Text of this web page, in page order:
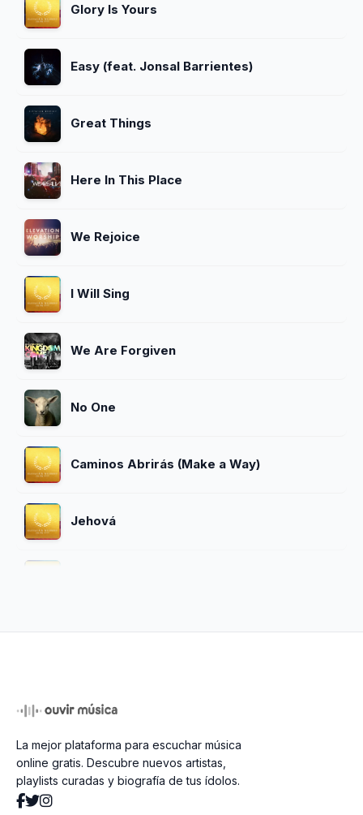
Glory Is Yours
Easy (feat. Jonsal Barrientes)
Great Things
Here In This Place
We Rejoice
I Will Sing
We Are Forgiven
No One
Caminos Abrirás (Make a Way)
Jehová
Same God
Linger
La mejor plataforma para escuchar música
online gratis. Descubre nuevos artistas,
playlists curadas y biografía de tus ídolos.